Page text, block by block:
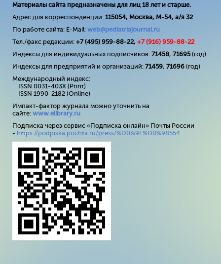
Материалы сайта предназначены для лиц 18 лет и старше.
Адрес для корреспонденции: 115054, Москва, М-54, а/я 32.
По работе сайта: E-Mail: web@pediatriajournal.ru
Тел./факс редакции: +7 (495) 959-88-22, +7 (916) 959-88-22
Индексы для индивидуальных подписчиков: 71458, 71695(год)
Индексы для предприятий и организаций: 71459, 71696 (год)
Международный индекс:
ISSN 0031-403X (Print)
ISSN 1990-2182 (Online)
Импакт-фактор журнала можно уточнить на
сайте: www.elibrary.ru
Подписка через сервис «Подписка онлайн» Почты России
- https://podpiska.pochta.ru/press/%D0%9F%D0%98554